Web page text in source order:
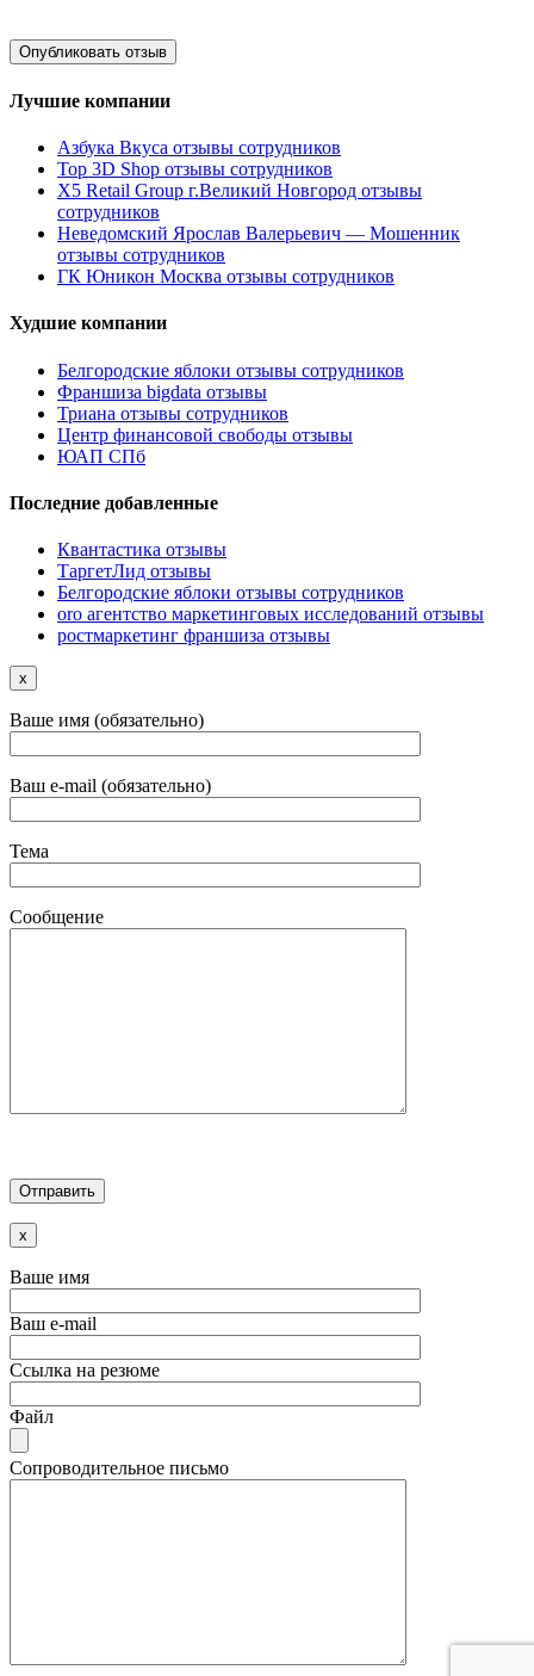
Лучшие компании
Азбука Вкуса отзывы сотрудников
Top 3D Shop отзывы сотрудников
X5 Retail Group г.Великий Новгород отзывы
сотрудников
Неведомский Ярослав Валерьевич — Мошенник
отзывы сотрудников
ГК Юникон Москва отзывы сотрудников
Худшие компании
Белгородские яблоки отзывы сотрудников
Франшиза bigdata отзывы
Триана отзывы сотрудников
Центр финансовой свободы отзывы
ЮАП СПб
Последние добавленные
Квантастика отзывы
ТаргетЛид отзывы
Белгородские яблоки отзывы сотрудников
oro агентство маркетинговых исследований отзывы
ростмаркетинг франшиза отзывы
x
Ваше имя (обязательно)
Ваш e-mail (обязательно)
Тема
Сообщение
x
Ваше имя
Ваш e-mail
Ссылка на резюме
Файл
Сопроводительное письмо